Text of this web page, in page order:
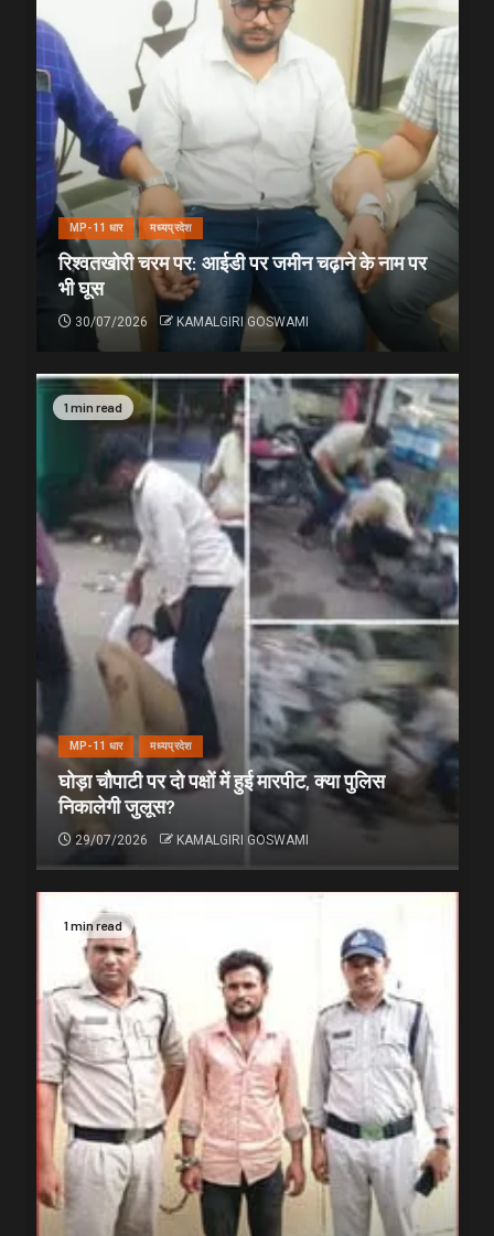
MP-11 धार मध्यप्रदेश
रिश्वतखोरी चरम पर: आईडी पर जमीन चढ़ाने के नाम पर
भी घूस
30/07/2026 KAMALGIRI GOSWAMI
1 min read
MP-11 धार मध्यप्रदेश
घोड़ा चौपाटी पर दो पक्षों में हुई मारपीट, क्या पुलिस
निकालेगी जुलूस?
29/07/2026 KAMALGIRI GOSWAMI
1 min read